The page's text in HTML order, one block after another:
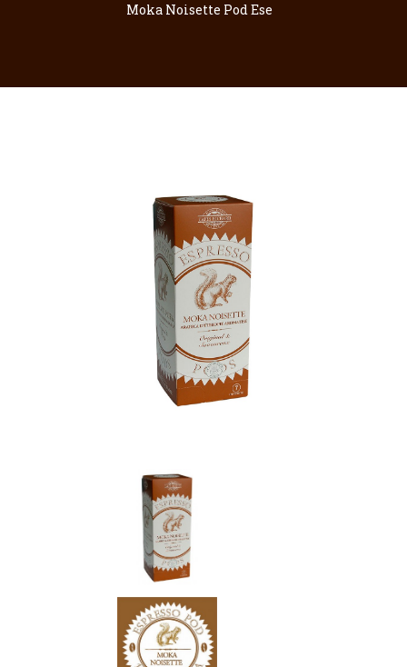
Moka Noisette Pod Ese